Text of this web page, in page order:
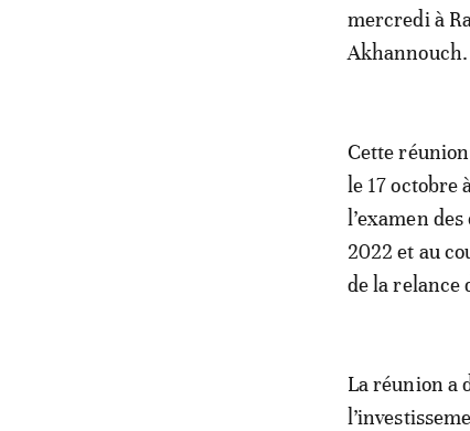
mercredi à
Akhannouch.
Cette
le 17 octobre
l’examen
2022 et au
de la relance
La réunion a